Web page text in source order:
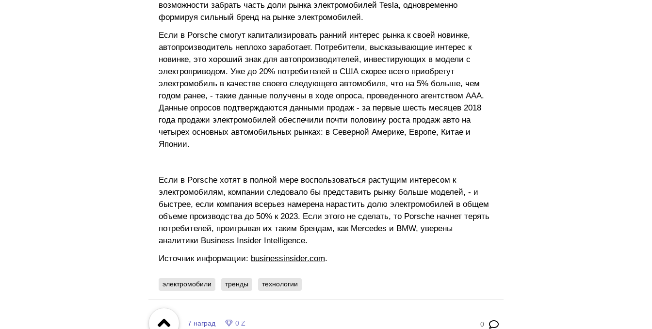
возможности забрать часть доли рынка электромобилей Tesla, одновременно
формируя сильный бренд на рынке электромобилей.
Если в Porsche смогут капитализировать ранний интерес рынка к своей новинке,
автопроизводитель неплохо заработает. Потребители, высказывающие интерес к
новинке, это хороший знак для автопроизводителей, инвестирующих в модели с
электроприводом. Уже до 20% потребителей в США скорее всего приобретут
электромобиль в качестве своего следующего автомобиля, что на 5% больше, чем
годом ранее, - такие данные получены в ходе опроса, проведенного агентством AAA.
Данные опросов подтверждаются данными продаж - за первые шесть месяцев 2018
года продажи электромобилей обеспечили почти половину роста продаж авто на
четырех основных автомобильных рынках: в Северной Америке, Европе, Китае и
Японии.
Если в Porsche хотят в полной мере воспользоваться растущим интересом к
электромобилям, компании следовало бы представить рынку больше моделей, - и
быстрее, если компания всерьез намерена нарастить долю электромобилей в общем
объеме производства до 50% к 2023. Если этого не сделать, то Porsche начнет терять
потребителей, проигрывая их таким брендам, как Mercedes и BMW, уверены
аналитики Business Insider Intelligence.
Источник информации: businessinsider.com.
электромобили тренды технологии
0
7 наград 0 Ƶ